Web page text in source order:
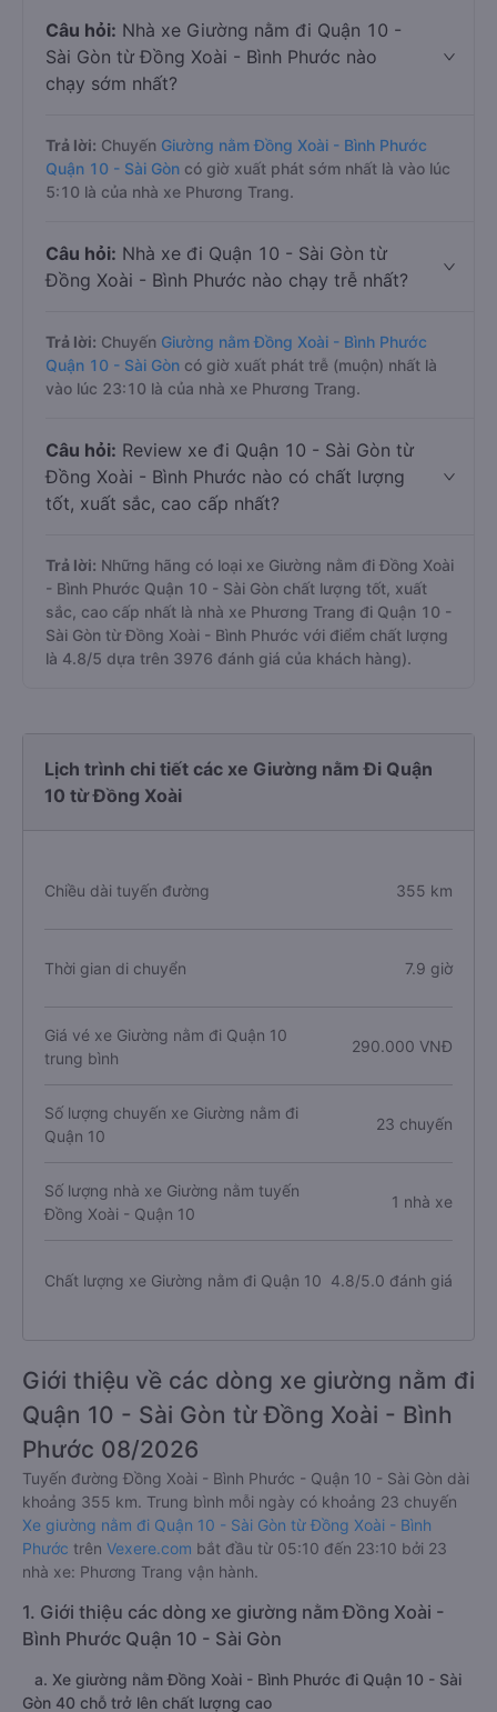
Câu hỏi: Nhà xe Giường nằm đi Quận 10 -
Sài Gòn từ Đồng Xoài - Bình Phước nào
chạy sớm nhất?
Trả lời: Chuyến Giường nằm Đồng Xoài - Bình Phước
Quận 10 - Sài Gòn có giờ xuất phát sớm nhất là vào lúc
5:10 là của nhà xe Phương Trang.
Câu hỏi: Nhà xe đi Quận 10 - Sài Gòn từ
Đồng Xoài - Bình Phước nào chạy trễ nhất?
Trả lời: Chuyến Giường nằm Đồng Xoài - Bình Phước
Quận 10 - Sài Gòn có giờ xuất phát trễ (muộn) nhất là
vào lúc 23:10 là của nhà xe Phương Trang.
Câu hỏi: Review xe đi Quận 10 - Sài Gòn từ
Đồng Xoài - Bình Phước nào có chất lượng
tốt, xuất sắc, cao cấp nhất?
Trả lời: Những hãng có loại xe Giường nằm đi Đồng Xoài
- Bình Phước Quận 10 - Sài Gòn chất lượng tốt, xuất
sắc, cao cấp nhất là nhà xe Phương Trang đi Quận 10 -
Sài Gòn từ Đồng Xoài - Bình Phước với điểm chất lượng
là 4.8/5 dựa trên 3976 đánh giá của khách hàng).
Lịch trình chi tiết các xe Giường nằm Đi Quận
10 từ Đồng Xoài
Chiều dài tuyến đường 355 km
Thời gian di chuyển 7.9 giờ
Giá vé xe Giường nằm đi Quận 10
trung bình
290.000 VNĐ
Số lượng chuyến xe Giường nằm đi
Quận 10
23 chuyến
Số lượng nhà xe Giường nằm tuyến
Đồng Xoài - Quận 10
1 nhà xe
Chất lượng xe Giường nằm đi Quận 10 4.8/5.0 đánh giá
Giới thiệu về các dòng xe giường nằm đi
Quận 10 - Sài Gòn từ Đồng Xoài - Bình
Phước 08/2026
Tuyến đường Đồng Xoài - Bình Phước - Quận 10 - Sài Gòn dài
khoảng 355 km. Trung bình mỗi ngày có khoảng 23 chuyến
Xe giường nằm đi Quận 10 - Sài Gòn từ Đồng Xoài - Bình
Phước trên Vexere.com bắt đầu từ 05:10 đến 23:10 bởi 23
nhà xe: Phương Trang vận hành.
1. Giới thiệu các dòng xe giường nằm Đồng Xoài -
Bình Phước Quận 10 - Sài Gòn
a. Xe giường nằm Đồng Xoài - Bình Phước đi Quận 10 - Sài
Gòn 40 chỗ trở lên chất lượng cao